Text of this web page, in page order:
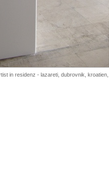
in residenz - lazareti, dubrovnik,